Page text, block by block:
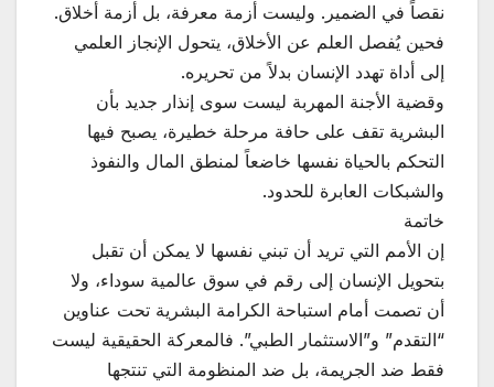
نقصاً في الضمير. وليست أزمة معرفة، بل أزمة أخلاق.
فحين يُفصل العلم عن الأخلاق، يتحول الإنجاز العلمي
إلى أداة تهدد الإنسان بدلاً من تحريره.
وقضية الأجنة المهربة ليست سوى إنذار جديد بأن
البشرية تقف على حافة مرحلة خطيرة، يصبح فيها
التحكم بالحياة نفسها خاضعاً لمنطق المال والنفوذ
والشبكات العابرة للحدود.
خاتمة
إن الأمم التي تريد أن تبني نفسها لا يمكن أن تقبل
بتحويل الإنسان إلى رقم في سوق عالمية سوداء، ولا
أن تصمت أمام استباحة الكرامة البشرية تحت عناوين
“التقدم” و”الاستثمار الطبي”. فالمعركة الحقيقية ليست
فقط ضد الجريمة، بل ضد المنظومة التي تنتجها